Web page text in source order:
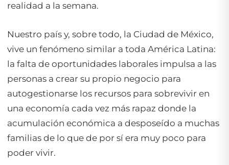
realidad a la semana.
Nuestro país y, sobre todo, la Ciudad de México,
vive un fenómeno similar a toda América Latina:
la falta de oportunidades laborales impulsa a las
personas a crear su propio negocio para
autogestionarse los recursos para sobrevivir en
una economía cada vez más rapaz donde la
acumulación económica a desposeído a muchas
familias de lo que de por sí era muy poco para
poder vivir.